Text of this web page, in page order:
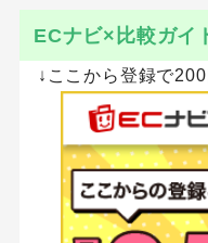
ECナビ×比較ガイ
↓ここから登録で200